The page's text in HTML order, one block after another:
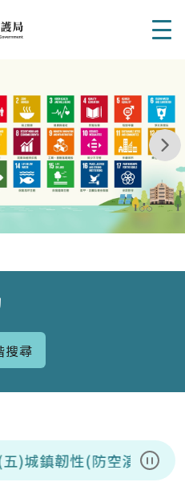
搜尋
暫停
城鎮韌性(防空演習)，上